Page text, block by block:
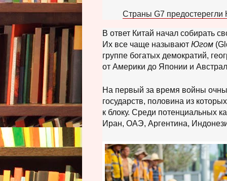
Страны G7 предостерегли
В ответ Китай начал собирать
Их все чаще называют Югом
группе богатых демократий,
от Америки до Японии и
На первый за время войны
государств, половина из
к блоку. Среди потенциальных
Иран, ОАЭ, Аргентина,